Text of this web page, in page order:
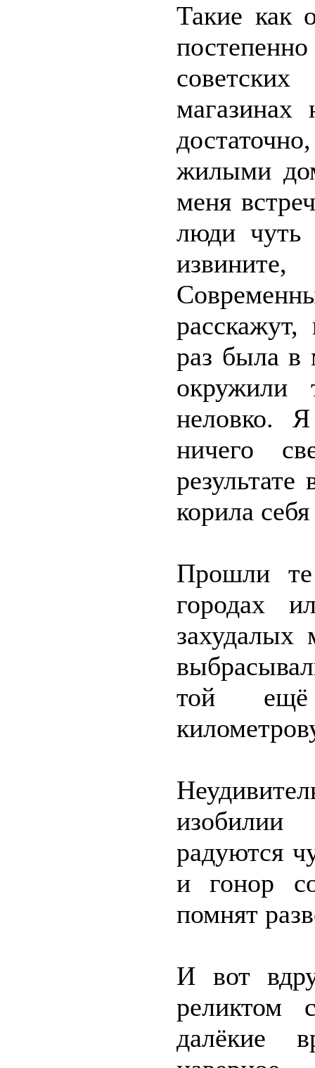
Такие как
жилыми
меня
люди чуть
раз была в
окружили
неловко.
ничего
корила себя
Прошли
городах
захудалых
той
радуются
и гонор
помнят
И вот
реликтом
далёкие